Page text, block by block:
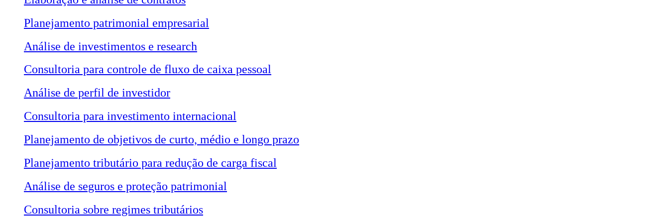
Planejamento patrimonial empresarial
Análise de investimentos e research
Consultoria para controle de fluxo de caixa pessoal
Análise de perfil de investidor
Consultoria para investimento internacional
Planejamento de objetivos de curto, médio e longo prazo
Planejamento tributário para redução de carga fiscal
Análise de seguros e proteção patrimonial
Consultoria sobre regimes tributários